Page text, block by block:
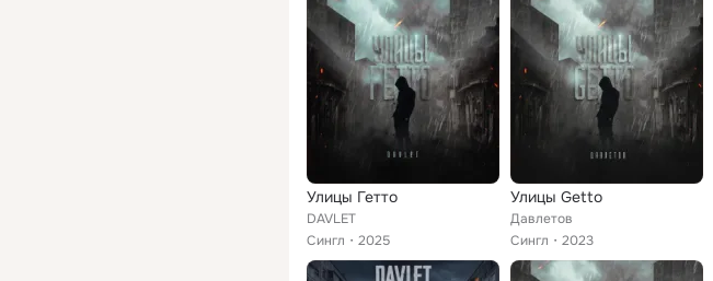
Улицы Гетто
DAVLET
Сингл
2025
Улицы Getto
Давлетов
Сингл
2023